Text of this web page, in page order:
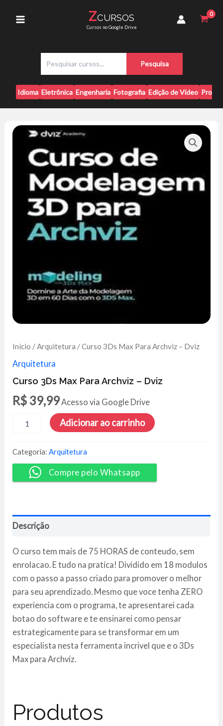
Menu
ZCURSOS
Cursos no Google Drive
s
q
u
i
a
Pesquisa
Idioma Eletrônica Engenharia Fotografia Edição de Vídeo
Início / Arquitetura / Curso 3Ds Max Para Archviz – Dviz
Arquitetura
Curso 3Ds Max Para Archviz – Dviz
R$ 39,99Acesso via Google Drive
Para
Archviz
-
Adicionar ao carrinho
Categoria:Arquitetura
Compre pelo Whatsapp
Descrição
O curso tem mais de 75 HORAS de conteudo, sem
enrolacao. E tudo na pratica! Dividido em 18 modulos
com o passo a passo criado para promover o melhor
para seu aprendizado. Mesmo que voce tenha ZERO
experiencia com o programa, te apresentarei cada
botao do software e te ensinarei como pensar
estrategicamente para se transformar em um
especialista nesta ferramenta incrivel que e o 3Ds
Max para Archviz.
Produtos
Archviz